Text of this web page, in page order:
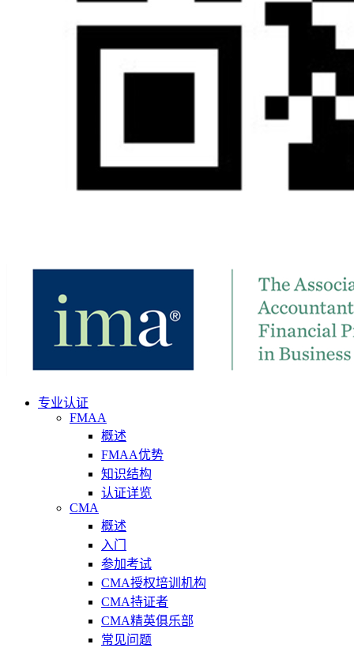
专业认证
FMAA
概述
FMAA优势
知识结构
认证详览
CMA
概述
入门
参加考试
CMA授权培训机构
CMA持证者
CMA精英俱乐部
常见问题